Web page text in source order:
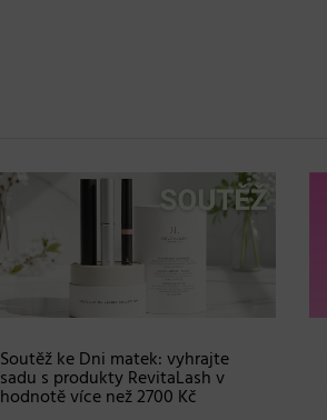
Soutěž ke Dni matek: vyhrajte
sadu s produkty RevitaLash v
hodnotě více než 2700 Kč